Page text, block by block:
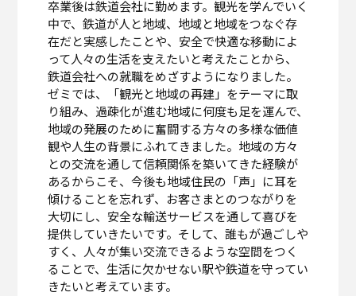
卒業後は鉄道会社に勤めます。観光を学んでいく
中で、鉄道が人と地域、地域と地域をつなぐ存
在だと実感したことや、安全で快適な移動によ
って人々の生活を支えたいと考えたことから、
鉄道会社への就職をめざすようになりました。
ゼミでは、「観光と地域の再建」をテーマに取
り組み、過疎化が進む地域に何度も足を運んで、
地域の発展のために奮闘する方々の多様な価値
観や人生の背景にふれてきました。地域の方々
との交流を通して信頼関係を築いてきた経験が
あるからこそ、今後も地域住民の「声」に耳を
傾けることを忘れず、お客さまとのつながりを
大切にし、安全な輸送サービスを通して喜びを
提供していきたいです。そして、誰もが過ごしや
すく、人々が集い交流できるような空間をつく
ることで、生活に欠かせない駅や鉄道を守ってい
きたいと考えています。